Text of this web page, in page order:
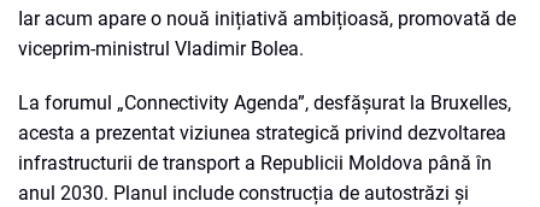
Iar acum apare o nouă inițiativă ambițioasă, promovată de
viceprim-ministrul Vladimir Bolea.
La forumul „Connectivity Agenda”, desfășurat la Bruxelles,
acesta a prezentat viziunea strategică privind dezvoltarea
infrastructurii de transport a Republicii Moldova până în
anul 2030. Planul include construcția de autostrăzi și